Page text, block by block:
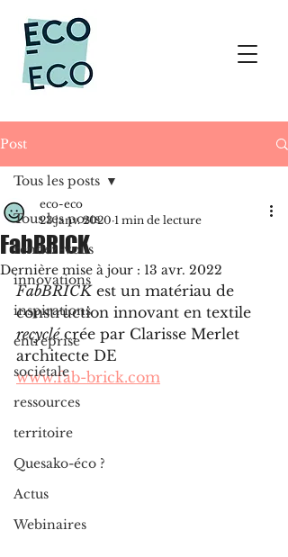
Post
Tous les posts
rendez-vous
innovations
inspirations
entreprise
sociétale
ressources
territoire
Quesako-éco ?
Actus
Webinaires
Tous les posts
FabBRICK
eco-eco
23 janv. 2020 1 min de lecture
Dernière mise à jour : 13 avr. 2022
FabBRICK est un matériau de
construction innovant en textile
recyclé crée par Clarisse Merlet
architecte DE
www.fab-brick.com